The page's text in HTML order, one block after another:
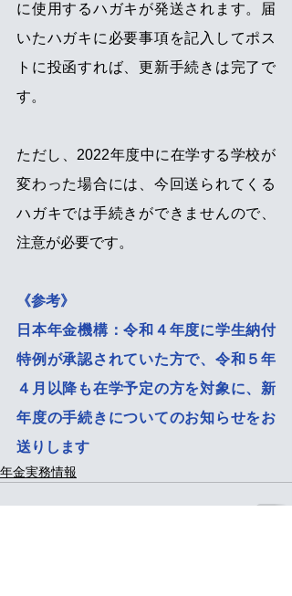
に使用するハガキが発送されます。届
いたハガキに必要事項を記入してポス
トに投函すれば、更新手続きは完了で
す。
ただし、2022年度中に在学する学校が
変わった場合には、今回送られてくる
ハガキでは手続きができませんので、
注意が必要です。
《参考》
日本年金機構：令和４年度に学生納付
特例が承認されていた方で、令和５年
４月以降も在学予定の方を対象に、新
年度の手続きについてのお知らせをお
送りします
年金実務情報